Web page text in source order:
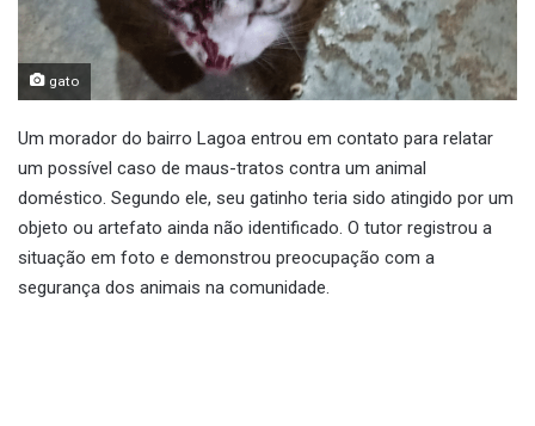
gato
Um morador do bairro Lagoa entrou em contato para relatar
um possível caso de maus-tratos contra um animal
doméstico. Segundo ele, seu gatinho teria sido atingido por um
objeto ou artefato ainda não identificado. O tutor registrou a
situação em foto e demonstrou preocupação com a
segurança dos animais na comunidade.